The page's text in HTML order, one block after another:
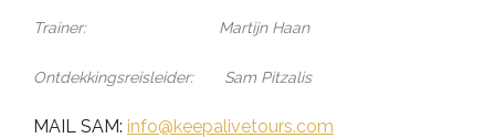
Trainer: Martijn Haan
Ontdekkingsreisleider: Sam Pitzalis
MAIL SAM: info@keepalivetours.com